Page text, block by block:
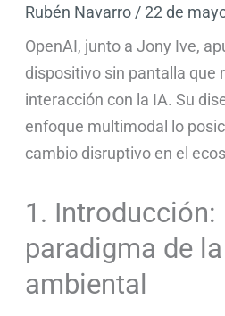
Rubén Navarro/ 22 de
OpenAI, junto a Jony Ive,
dispositivo sin pantalla que
interacción con la IA. Su
enfoque multimodal lo
cambio disruptivo en el
1. Introducción:
paradigma de
ambiental